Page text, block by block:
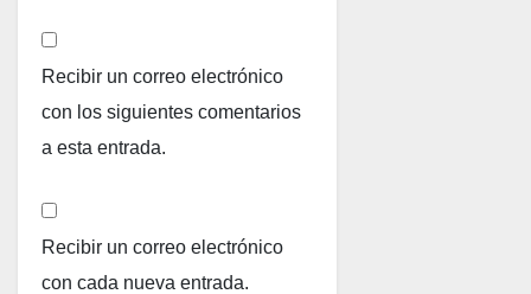
Recibir un correo electrónico
con los siguientes comentarios
a esta entrada.
Recibir un correo electrónico
con cada nueva entrada.